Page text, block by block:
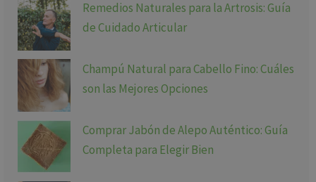
Remedios Naturales para la Artrosis: Guía
de Cuidado Articular
Champú Natural para Cabello Fino: Cuáles
son las Mejores Opciones
Comprar Jabón de Alepo Auténtico: Guía
Completa para Elegir Bien